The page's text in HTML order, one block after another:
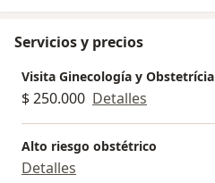
Servicios y precios
Visita Ginecología y Obstetrícia
$ 250.000 Detalles
Alto riesgo obstétrico
Detalles